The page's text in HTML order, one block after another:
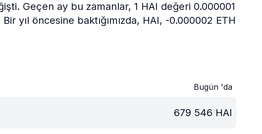
Geçen ay bu zamanlar, 1 HAI değeri 0.000001
Bir yıl öncesine baktığımızda, HAI, -0.000002 ETH
Bugün 'da
679 546 HAI